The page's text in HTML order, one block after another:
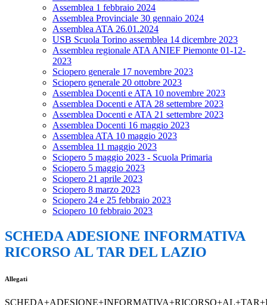
Assemblea 1 febbraio 2024
Assemblea Provinciale 30 gennaio 2024
Assemblea ATA 26.01.2024
USB Scuola Torino assemblea 14 dicembre 2023
Assemblea regionale ATA ANIEF Piemonte 01-12-
2023
Sciopero generale 17 novembre 2023
Sciopero generale 20 ottobre 2023
Assemblea Docenti e ATA 10 novembre 2023
Assemblea Docenti e ATA 28 settembre 2023
Assemblea Docenti e ATA 21 settembre 2023
Assemblea Docenti 16 maggio 2023
Assemblea ATA 10 maggio 2023
Assemblea 11 maggio 2023
Sciopero 5 maggio 2023 - Scuola Primaria
Sciopero 5 maggio 2023
Sciopero 21 aprile 2023
Sciopero 8 marzo 2023
Sciopero 24 e 25 febbraio 2023
Sciopero 10 febbraio 2023
SCHEDA ADESIONE INFORMATIVA
RICORSO AL TAR DEL LAZIO
Allegati